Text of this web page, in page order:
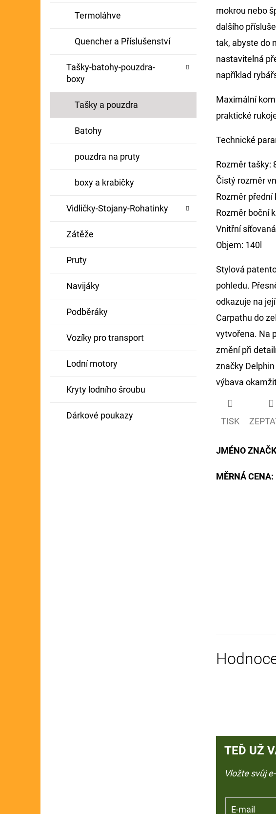
Termoláhve
Quencher a Příslušenství
Tašky-batohy-pouzdra-
boxy
Tašky a pouzdra
Batohy
pouzdra na pruty
boxy a krabičky
Vidličky-Stojany-Rohatinky
Zátěže
Pruty
Navijáky
Podběráky
Vozíky pro transport
Lodní motory
Kryty lodního šroubu
Dárkové poukazy
mokrou nebo
dalšího
tak, abyste do
nastavitelná
například
Maximální
praktické
Technické
Rozměr tašky:
Čistý rozměr
Rozměr přední
Rozměr boční
Vnitřní
Objem: 140l
Stylová
pohledu.
odkazuje na
Carpathu do
vytvořena. Na
změní při
značky
výbava
TISK
JMÉNO
MĚRNÁ CENA:
TEĎ UŽ
Vložte svůj
E-mail